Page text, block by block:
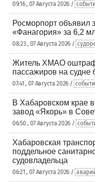
09:16 , 07 Августа 2026 /
Росморпорт объявил
«Фанагория» за 6,2
08:23 , 07 Августа 2026 /
Житель ХМАО
пассажиров на судне
07:41 , 07 Августа 2026 /
В Хабаровском крае
завод «Якорь» в
06:50 , 07 Августа 2026 /
Хабаровская
поддельное
судовладельца
06:21 , 07 Августа 2026 /